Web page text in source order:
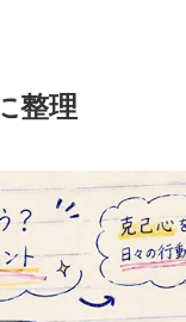
整理